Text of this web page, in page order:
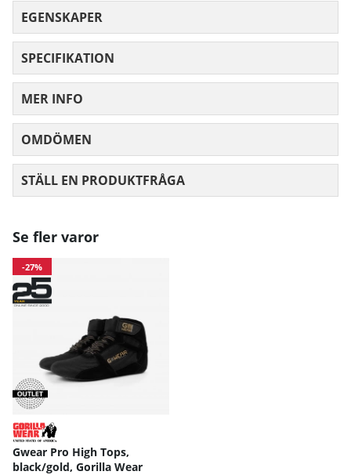
EGENSKAPER
SPECIFIKATION
MER INFO
OMDÖMEN
STÄLL EN PRODUKTFRÅGA
Se fler varor
-27%
Gwear Pro High Tops,
black/gold, Gorilla Wear